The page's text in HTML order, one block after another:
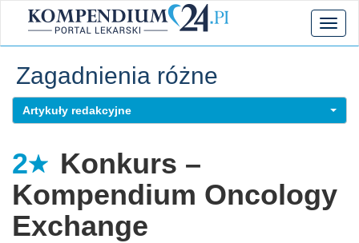
Zagadnienia różne
Artykuły redakcyjne
2
Konkurs –
Kompendium Oncology
Exchange